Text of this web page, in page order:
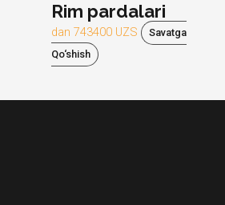
Rim pardalari
dan 743400 UZS
Savatga
Qo‘shish